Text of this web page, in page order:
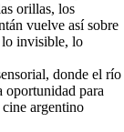
orillas, los
vuelve así sobre
lo invisible, lo
donde el río
oportunidad para
argentino